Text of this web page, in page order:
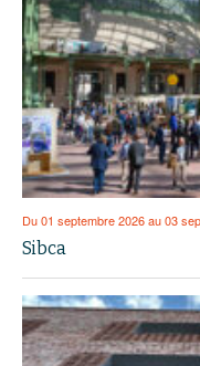
Du 01 septembre 2026 au 03
Sibca